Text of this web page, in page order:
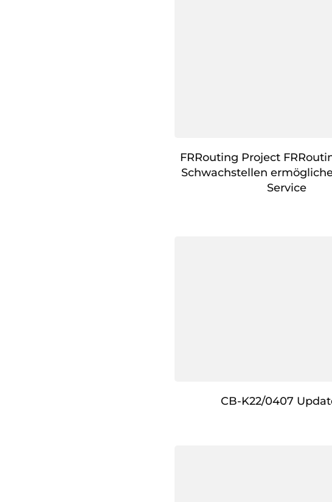
FRRouting Project
Schwachstellen
Service
CB-K22/0407